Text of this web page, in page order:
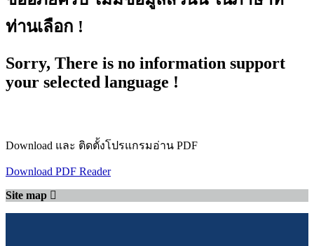
ท่านเลือก !
Sorry, There is no information support
your selected language !
Download และ ติดตั้งโปรแกรมอ่าน PDF
Download PDF Reader
Site map